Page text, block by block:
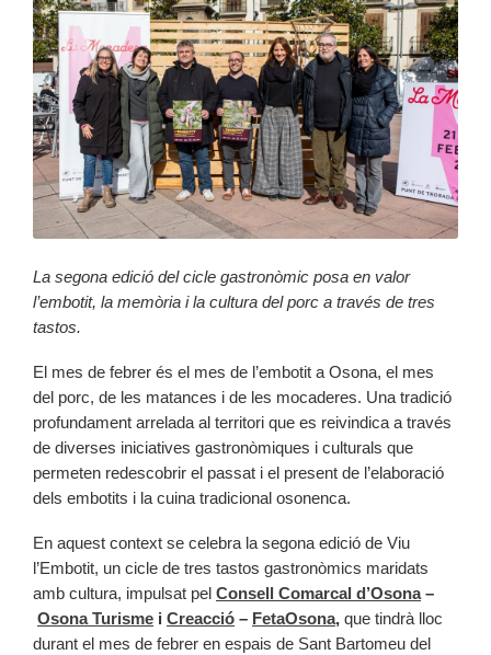
La segona edició del cicle gastronòmic posa en valor
l’embotit, la memòria i la cultura del porc a través de tres
tastos.
El mes de febrer és el mes de l’embotit a Osona, el mes
del porc, de les matances i de les mocaderes. Una tradició
profundament arrelada al territori que es reivindica a través
de diverses iniciatives gastronòmiques i culturals que
permeten redescobrir el passat i el present de l’elaboració
dels embotits i la cuina tradicional osonenca.
En aquest context se celebra la segona edició de Viu
l’Embotit, un cicle de tres tastos gastronòmics maridats
amb cultura, impulsat pel Consell Comarcal d’Osona–
Osona Turisme i Creacció – FetaOsona, que tindrà lloc
durant el mes de febrer en espais de Sant Bartomeu del